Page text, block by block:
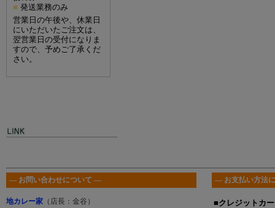
■ 発送業務のみ
営業日の午後や、休業日
にいただいたご注文は、
翌営業日の受付になりま
すので、予めご了承くだ
さい。
― お問い合わせについて ―
地カレー家 （店長：金谷）
― お支払い方法
■クレジットカ